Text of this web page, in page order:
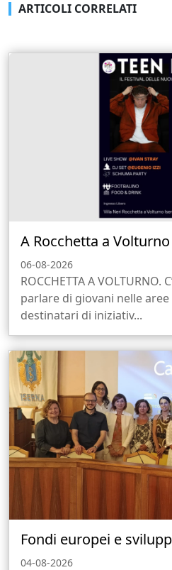
ARTICOLI CORRELATI
A Rocchetta a
06-08-2026
ROCCHETTA A VOLTURNO.
parlare di giovani nelle
destinatari di iniziativ...
Fondi europei e
04-08-2026